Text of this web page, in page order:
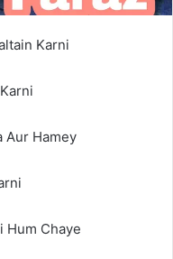
Karni
Aur Hamey
Hum Chaye